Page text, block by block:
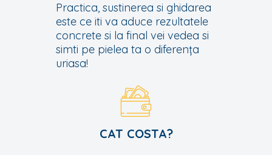
Practica, sustinerea si ghidarea
este ce iti va aduce rezultatele
concrete si la final vei vedea si
simti pe pielea ta o diferența
uriasa!
CAT COSTA?